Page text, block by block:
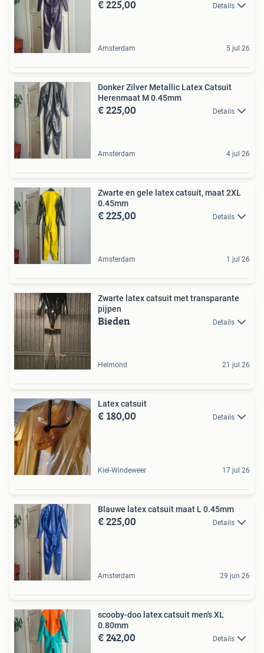
€ 225,00 Details
Amsterdam 5 jul 26
Donker Zilver Metallic Latex Catsuit
Herenmaat M 0.45mm
€ 225,00 Details
Amsterdam 4 jul 26
Zwarte en gele latex catsuit, maat 2XL
0.45mm
€ 225,00 Details
Amsterdam 1 jul 26
Zwarte latex catsuit met transparante
pijpen
Bieden Details
Helmond 21 jul 26
Latex catsuit
€ 180,00 Details
Kiel-Windeweer 17 jul 26
Blauwe latex catsuit maat L 0.45mm
€ 225,00 Details
Amsterdam 29 jun 26
scooby-doo latex catsuit men's XL
0.80mm
€ 242,00 Details